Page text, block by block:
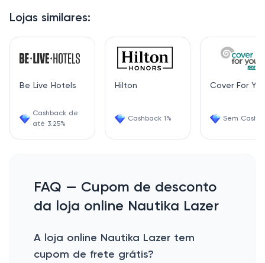
Lojas similares:
Be Live Hotels
Cashback de
até 3.25%
Hilton
Cashback 1%
Cover For
Sem
FAQ — Cupom de desconto
da loja online Nautika Lazer
A loja online Nautika Lazer tem
cupom de frete grátis?